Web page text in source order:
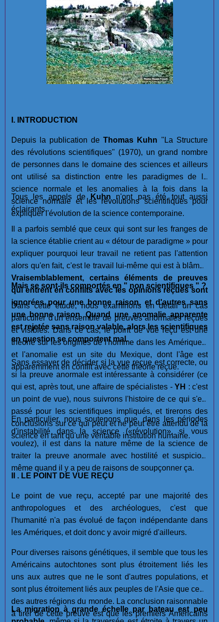
I. INTRODUCTION
Depuis la publication de Thomas Kuhn "La Structure
des révolutions scientifiques" (1970), un grand nombre
de personnes dans le domaine des sciences et ailleurs
ont utilisé sa distinction entre les paradigmes de la
science normale et les anomalies à la fois dans la
science normale et les révolutions scientifiques pour
expliquer l'évolution de la science contemporaine.
Tous les appels de Kuhn n'ont pas été tout aussi
éclairants.
Il a parfois semblé que ceux qui sont sur les franges de
la science établie crient au « détour de paradigme » pour
expliquer pourquoi leur travail ne retient pas l'attention
alors qu'en fait, c'est le travail lui-même qui est à blâmer.
Vraisemblablement, certains éléments de preuves
qui entrent en conflits avec les opinions reçues sont
ignorées pour une bonne raison, et d'autres sans
une bonne raison.Quand une anomalie apparente
est rejetée sans raison valable, alors les scientifiques
en question se comportent mal.
Mais se sont-ils comportés en " non scientifiques " ?
Dans cette étude, nous examinons en détail un cas
particulier d'un ensemble de preuves anormales reçues
et visibles. Dans ce cas, le point de vue reçu est une
théorie sur les origines de l'homme dans les Amériques,
et l'anomalie est un site du Mexique, dont l'âge est
apparemment en conflit avec cette théorie reçue.
Sans essayer de décider si la vue reçue est correcte, ou
si la preuve anormale est intéressante à considérer (ce
qui est, après tout, une affaire de spécialistes - YH : c'est
un point de vue), nous suivrons l'histoire de ce qui s'est
passé pour les scientifiques impliqués, et tirerons des
conclusions sur ce qui peut et ne peut être attendu de la
science en tant qu'une véritable institution humaine.
En particulier, nous soutenons que, dans les périodes
d'instabilité dans la science («révolution», si vous
voulez), il est dans la nature même de la science de
traiter la preuve anormale avec hostilité et suspicion,
même quand il y a peu de raisons de soupçonner ça.
II . LE POINT DE VUE REÇU
Le point de vue reçu, accepté par une majorité des
anthropologues et des archéologues, c'est que
l'humanité n'a pas évolué de façon indépendante dans
les Amériques, et doit donc y avoir migré d'ailleurs.
Pour diverses raisons génétiques, il semble que tous les
Américains autochtones sont plus étroitement liés les
uns aux autres que ne le sont d'autres populations, et
sont plus étroitement liés aux peuples de l'Asie que ceux
des autres régions du monde. La conclusion raisonnable
à tirer de cette preuve est que les premiers Américains
La migration à grande échelle par bateau est peu